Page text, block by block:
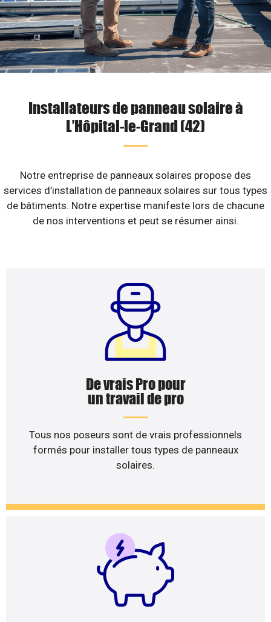
Installateurs de panneau solaire à
L’Hôpital-le-Grand (42)
Notre entreprise de panneaux solaires propose des
services d’installation de panneaux solaires sur tous types
de bâtiments. Notre expertise manifeste lors de chacune
de nos interventions et peut se résumer ainsi.
De vrais Pro pour
un travail de pro
Tous nos poseurs sont de vrais professionnels
formés pour installer tous types de panneaux
solaires.